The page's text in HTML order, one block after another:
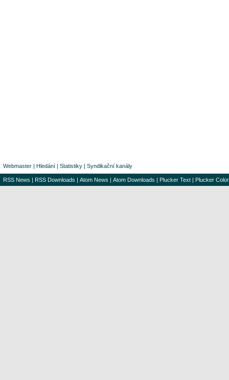
Webmaster | Hledání | Statistiky | Syndikační kanály
RSS News | RSS Downloads | Atom News | Atom Downloads | Plucker Text | Plucker Color